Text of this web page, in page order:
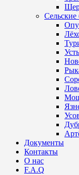
Сельские
Документы
Контакты
О нас
F.A.Q